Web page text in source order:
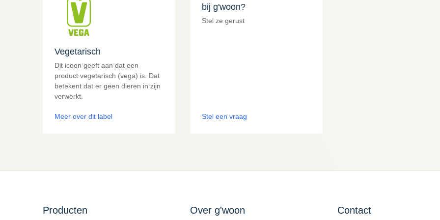
Vegetarisch
Dit icoon geeft aan dat een
product vegetarisch (vega) is. Dat
betekent dat er geen dieren in zijn
verwerkt.
Meer over dit label
bij g'woon?
Stel ze gerust
Stel een vraag
Producten Over g'woon Contact